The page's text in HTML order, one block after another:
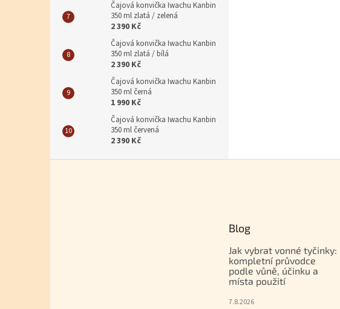
Čajová konvička Iwachu Kanbin
350 ml zlatá / zelená
2 390 Kč
Čajová konvička Iwachu Kanbin
350 ml zlatá / bílá
2 390 Kč
Čajová konvička Iwachu Kanbin
350 ml černá
1 990 Kč
Čajová konvička Iwachu Kanbin
350 ml červená
2 390 Kč
Blog
Jak vybrat vonné tyčinky:
kompletní průvodce
podle vůně, účinku a
místa použití
7.8.2026